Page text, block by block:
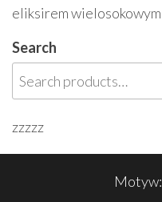
eliksirem wielosokowym
Search
zzzzz
Motyw: